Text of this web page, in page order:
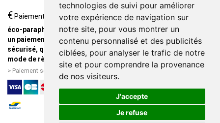
technologies de suivi pour améliorer
votre expérience de navigation sur
notre site, pour vous montrer un
contenu personnalisé et des publicités
ciblées, pour analyser le trafic de notre
site et pour comprendre la provenance
de nos visiteurs.
J'accepte
Je refuse
€ Paiement
éco-parapharmacie.fr offre
un paiement entièrement
sécurisé, quel que soit le
mode de règlement
Paiement sécurisé et simple
Livraison / Point retrait
Commandez en ligne et
recevez votre commande
rapidement chez vous ou en
point retrait
Livraison chez vous ou en